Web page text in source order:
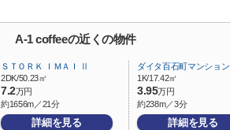
A-1 coffeeの近くの物件
ＳＴＯＲＫ ＩＭＡＩ Ⅱ
2DK/50.23㎡
7.2万円
約1656m／21分
詳細を見る
ダイタ百石町マンション
1K/17.42㎡
3.95万円
約238m／3分
詳細を見る